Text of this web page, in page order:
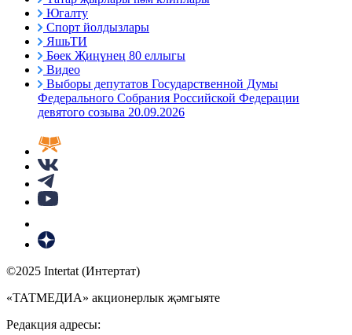
Югалту
Спорт йолдызлары
ЯшьТИ
Бөек Җиңүнең 80 еллыгы
Видео
Выборы депутатов Государственной Думы
Федерального Собрания Российской Федерации
девятого созыва 20.09.2026
©2025 Intertat (Интертат)
«ТАТМЕДИА» акционерлык җәмгыяте
Редакция адресы: